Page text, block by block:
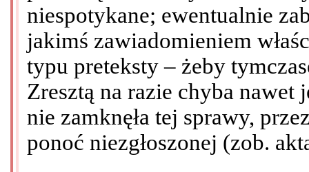
niespotykane; ewentualnie
jakimś zawiadomieniem
typu preteksty – żeby
Zresztą na razie chyba
nie zamknęła tej sprawy,
ponoć niezgłoszonej (zob.